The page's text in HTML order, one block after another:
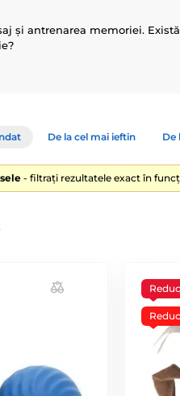
și antrenarea memoriei.
De la cel mai ieftin De
- filtrați rezultatele exact în